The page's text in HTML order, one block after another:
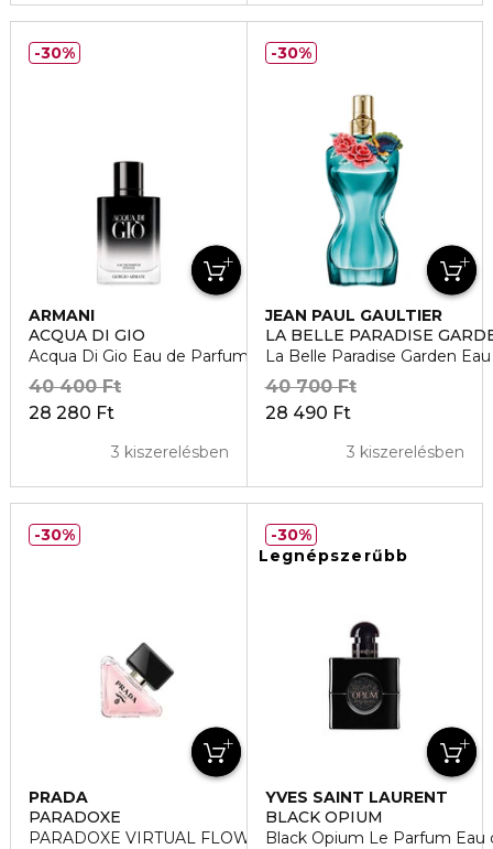
ARMANI
ACQUA DI GIO
Acqua Di Gio Eau de Parfum Intense
28 280 Ft
40 400 Ft
3 kiszerelésben
30%
JEAN PAUL GAULTIER
LA BELLE PARADISE
La Belle Paradise Garden
28 490 Ft
40 700 Ft
3 kiszerelésben
30%
PRADA
PARADOXE
PARADOXE VIRTUAL FLOWER Eau de Parfum
30%
Legnépszerűbb
YVES SAINT LAURENT
BLACK OPIUM
Black Opium Le Parfum Eau
30%